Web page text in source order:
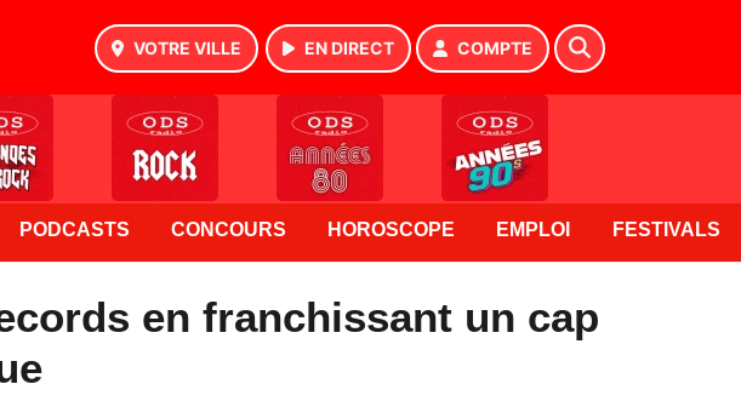
VOTRE VILLE EN DIRECT COMPTE
PODCASTS CONCOURS HOROSCOPE EMPLOI FESTIVALS
en franchissant un cap